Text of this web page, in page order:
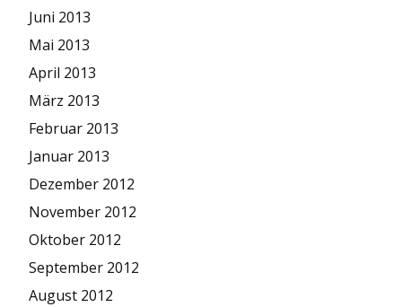
Juni 2013
Mai 2013
April 2013
März 2013
Februar 2013
Januar 2013
Dezember 2012
November 2012
Oktober 2012
September 2012
August 2012